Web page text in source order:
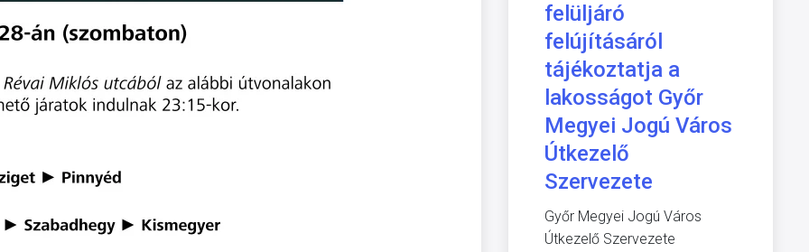
felüljáró
felújításáról
tájékoztatja a
lakosságot Győr
Megyei Jogú Város
Útkezelő
Szervezete
Győr Megyei Jogú Város
Útkezelő Szervezete